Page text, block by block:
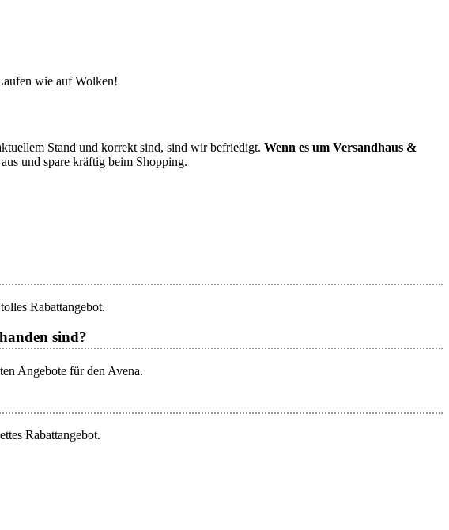
wie auf Wolken!
Stand und korrekt sind, sind wir befriedigt. Wenn es um Versandhaus &
und spare kräftig beim Shopping.
Rabattangebot.
sind?
Angebote für den Avena.
Rabattangebot.